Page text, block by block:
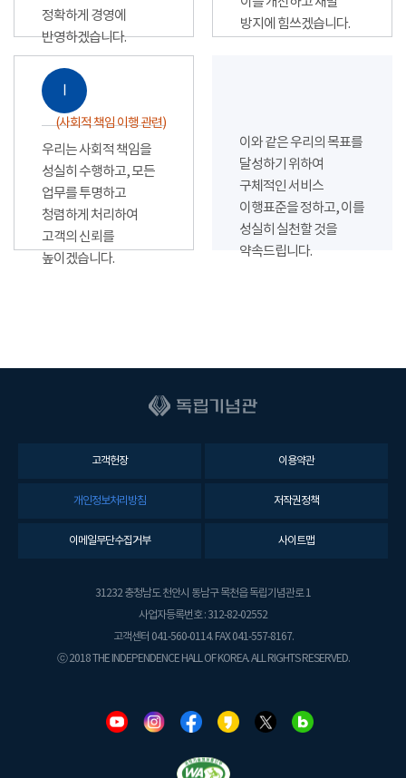
정확하게 경영에
반영하겠습니다.
방지에 힘쓰겠습니다.
Ⅰ
(사회적 책임 이행 관련)
우리는 사회적 책임을
성실히 수행하고, 모든
업무를 투명하고
청렴하게 처리하여
고객의 신뢰를
높이겠습니다.
이와 같은 우리의 목표를
달성하기 위하여
구체적인 서비스
이행표준을 정하고, 이를
성실히 실천할 것을
약속드립니다.
고객헌장 이용약관
개인정보처리방침 저작권정책
이메일무단수집거부 사이트맵
31232 충청남도 천안시 동남구 목천읍 독립기념관로 1
사업자등록번호 : 312-82-02552
고객센터 041-560-0114. FAX 041-557-8167.
ⓒ 2018 THE INDEPENDENCE HALL OF KOREA. ALL RIGHTS RESERVED.